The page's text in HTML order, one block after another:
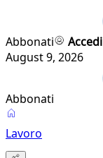
Abbonati
Accedi
August 9, 2026
Abbonati
Lavoro